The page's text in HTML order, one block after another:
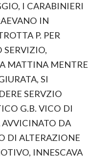
I CARABINIERI
IN
P. PER
SERVIZIO,
MATTINA MENTRE
SI
SERVZIO
G.B. VICO DI
AVVICINATO DA
DI ALTERAZIONE
INNESCAVA